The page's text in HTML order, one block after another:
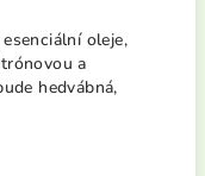
esenciální oleje,
a
hedvábná,